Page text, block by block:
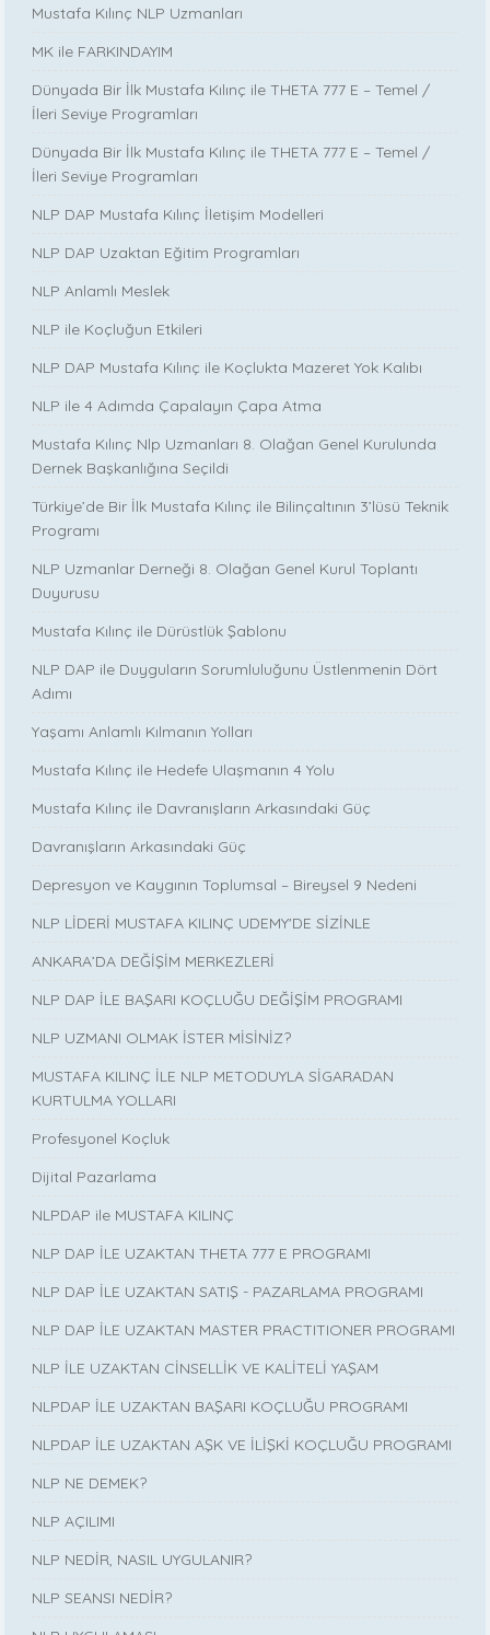
Mustafa Kılınç NLP Uzmanları
MK ile FARKINDAYIM
Dünyada Bir İlk Mustafa Kılınç ile THETA 777 E – Temel /
İleri Seviye Programları
Dünyada Bir İlk Mustafa Kılınç ile THETA 777 E – Temel /
İleri Seviye Programları
NLP DAP Mustafa Kılınç İletişim Modelleri
NLP DAP Uzaktan Eğitim Programları
NLP Anlamlı Meslek
NLP ile Koçluğun Etkileri
NLP DAP Mustafa Kılınç ile Koçlukta Mazeret Yok Kalıbı
NLP ile 4 Adımda Çapalayın Çapa Atma
Mustafa Kılınç Nlp Uzmanları 8. Olağan Genel Kurulunda
Dernek Başkanlığına Seçildi
Türkiye’de Bir İlk Mustafa Kılınç ile Bilinçaltının 3’lüsü Teknik
Programı
NLP Uzmanlar Derneği 8. Olağan Genel Kurul Toplantı
Duyurusu
Mustafa Kılınç ile Dürüstlük Şablonu
NLP DAP ile Duyguların Sorumluluğunu Üstlenmenin Dört
Adımı
Yaşamı Anlamlı Kılmanın Yolları
Mustafa Kılınç ile Hedefe Ulaşmanın 4 Yolu
Mustafa Kılınç ile Davranışların Arkasındaki Güç
Davranışların Arkasındaki Güç
Depresyon ve Kaygının Toplumsal – Bireysel 9 Nedeni
NLP LİDERİ MUSTAFA KILINÇ UDEMY'DE SİZİNLE
ANKARA’DA DEĞİŞİM MERKEZLERİ
NLP DAP İLE BAŞARI KOÇLUĞU DEĞİŞİM PROGRAMI
NLP UZMANI OLMAK İSTER MİSİNİZ?
MUSTAFA KILINÇ İLE NLP METODUYLA SİGARADAN
KURTULMA YOLLARI
Profesyonel Koçluk
Dijital Pazarlama
NLPDAP ile MUSTAFA KILINÇ
NLP DAP İLE UZAKTAN THETA 777 E PROGRAMI
NLP DAP İLE UZAKTAN SATIŞ - PAZARLAMA PROGRAMI
NLP DAP İLE UZAKTAN MASTER PRACTITIONER PROGRAMI
NLP İLE UZAKTAN CİNSELLİK VE KALİTELİ YAŞAM
NLPDAP İLE UZAKTAN BAŞARI KOÇLUĞU PROGRAMI
NLPDAP İLE UZAKTAN AŞK VE İLİŞKİ KOÇLUĞU PROGRAMI
NLP NE DEMEK?
NLP AÇILIMI
NLP NEDİR, NASIL UYGULANIR?
NLP SEANSI NEDİR?